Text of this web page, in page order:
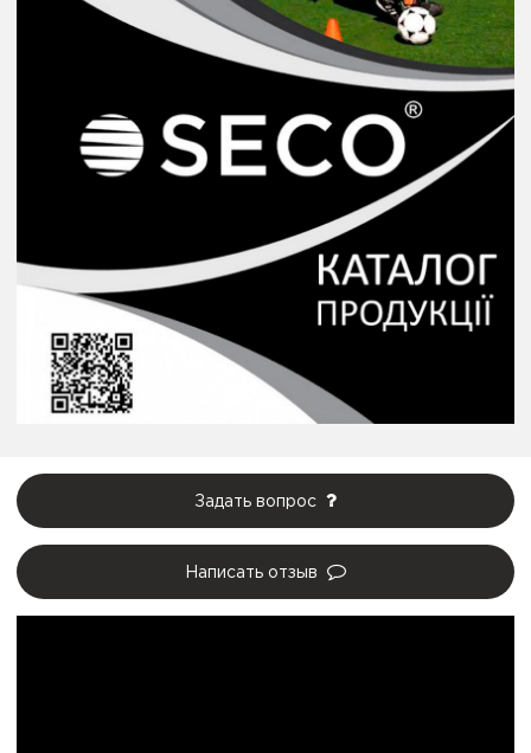
Задать вопрос
Написать отзыв